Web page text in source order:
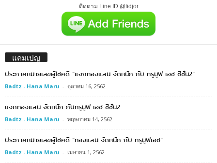
ติดตาม Line ID @tidjor
แคมเปญ
ประกาศหมายเลขผู้โชคดี “แจกทองแสน จัดหนัก กับ ทรูมูฟ เอช ซีซั่น2”
Badtz - Hana Maru - ตุลาคม 16, 2562
แจกทองแสน จัดหนัก กับทรูมูฟ เอช ซีซั่น2
Badtz - Hana Maru - พฤษภาคม 14, 2562
ประกาศหมายเลขผู้โชคดี “ทองแสน จัดหนัก กับ ทรูมูฟเอช”
Badtz - Hana Maru - เมษายน 1, 2562